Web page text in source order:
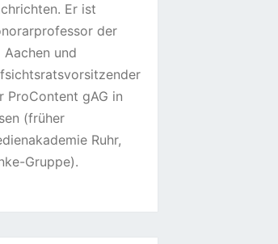
Er ist
der
Aachen und
ProContent gAG in
(früher
Ruhr,
Gruppe).